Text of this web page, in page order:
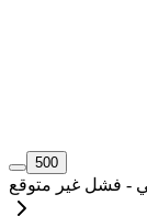
500
- فشل غير متوقع